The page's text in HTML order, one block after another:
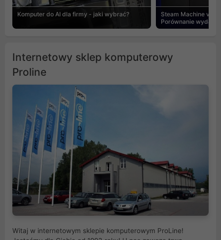
Komputer do AI dla firmy - jaki wybrać?
Steam Machine vs
Porównanie
Internetowy sklep komputerowy
Proline
Witaj w internetowym sklepie komputerowym ProLine!